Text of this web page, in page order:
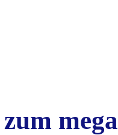
zum mega